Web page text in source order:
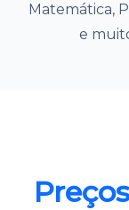
Matemática,
e